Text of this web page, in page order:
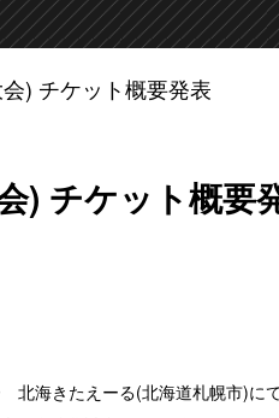
) チケット概要発表
) チケット概要
海きたえーる(北海道札幌市)にて